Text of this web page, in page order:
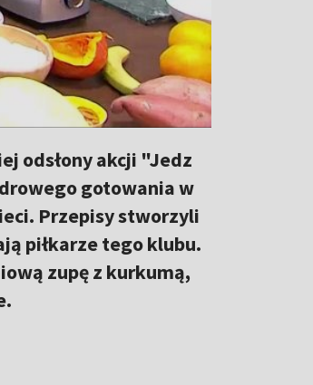
odsłony akcji "Jedz
gotowania w
Przepisy stworzyli
piłkarze tego klubu.
zupę z kurkumą,